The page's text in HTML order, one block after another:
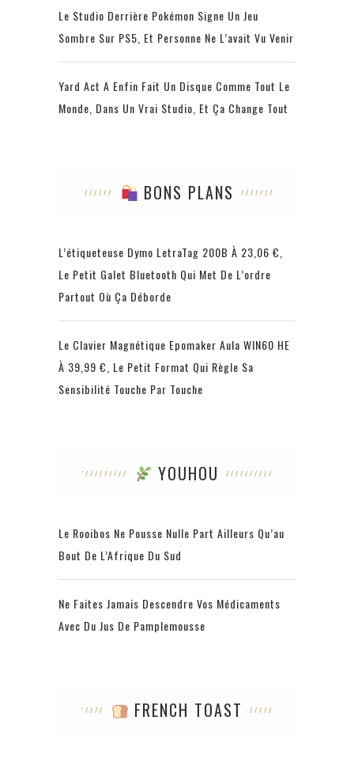
Le Studio Derrière Pokémon Signe Un Jeu
Sombre Sur PS5, Et Personne Ne L’avait Vu Venir
Yard Act A Enfin Fait Un Disque Comme Tout Le
Monde, Dans Un Vrai Studio, Et Ça Change Tout
BONS PLANS
L’étiqueteuse Dymo LetraTag 200B À 23,06 €,
Le Petit Galet Bluetooth Qui Met De L’ordre
Partout Où Ça Déborde
Le Clavier Magnétique Epomaker Aula WIN60 HE
À 39,99 €, Le Petit Format Qui Règle Sa
Sensibilité Touche Par Touche
YOUHOU
Le Rooibos Ne Pousse Nulle Part Ailleurs Qu’au
Bout De L’Afrique Du Sud
Ne Faites Jamais Descendre Vos Médicaments
Avec Du Jus De Pamplemousse
FRENCH TOAST